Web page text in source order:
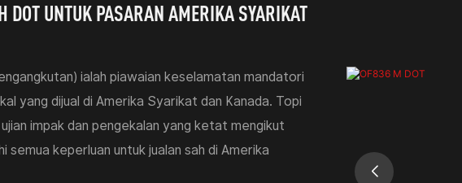
DOT UNTUK PASARAN AMERIKA SYARIKAT
ialah piawaian keselamatan mandatori
yang dijual di Amerika Syarikat dan Kanada. Topi
impak dan pengekalan yang ketat mengikut
semua keperluan untuk jualan sah di Amerika